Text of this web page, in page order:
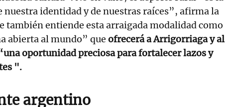
nuestra identidad y de nuestras raíces”, afirma la
también entiende esta arraigada modalidad como
abierta al mundo” que ofrecerá a Arrigorriaga y al
oportunidad preciosa para fortalecer lazos y
".
argentino